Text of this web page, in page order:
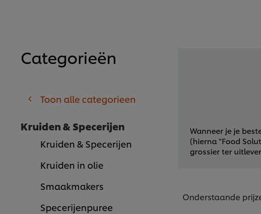
Categorieën
Toon alle categorieen
Kruiden & Specerijen
Kruiden & Specerijen
Kruiden in olie
Smaakmakers
Specerijenpuree
Wanneer je je
(hierna "Food
grossier ter
Onderstaande